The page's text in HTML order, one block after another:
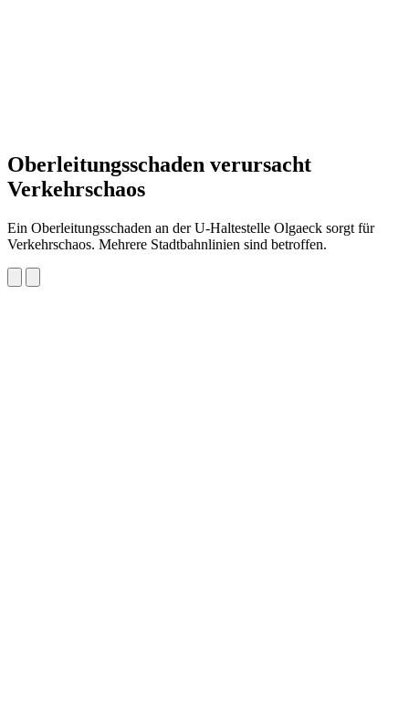
Oberleitungsschaden verursacht
Verkehrschaos
Ein Oberleitungsschaden an der U-Haltestelle Olgaeck sorgt für
Verkehrschaos. Mehrere Stadtbahnlinien sind betroffen.